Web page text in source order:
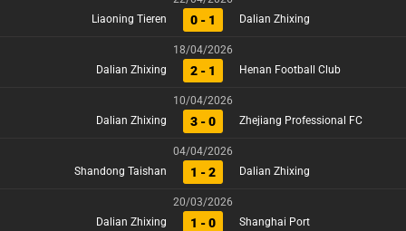
Liaoning Tieren
0 - 1 Dalian Zhixing
18/04/2026
Dalian Zhixing
2 - 1 Henan Football Club
10/04/2026
Dalian Zhixing
3 - 0 Zhejiang Professional FC
04/04/2026
Shandong Taishan
1 - 2 Dalian Zhixing
20/03/2026
Dalian Zhixing
1 - 0 Shanghai Port